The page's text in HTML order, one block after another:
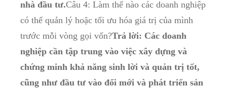
nhà đầu tư.Câu 4: Làm thế nào các doanh nghiệp
có thể quản lý hoặc tối ưu hóa giá trị của mình
trước mỗi vòng gọi vốn?Trả lời: Các doanh
nghiệp cần tập trung vào việc xây dựng và
chứng minh khả năng sinh lời và quản trị tốt,
cũng như đầu tư vào đổi mới và phát triển sản